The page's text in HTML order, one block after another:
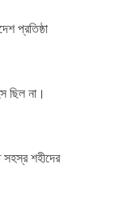
প্রতিষ্ঠা
ছিল না।
শহীদের